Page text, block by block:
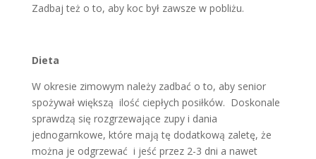
Zadbaj też o to, aby koc był zawsze w pobliżu.
Dieta
W okresie zimowym należy zadbać o to, aby senior
spożywał większą ilość ciepłych posiłków. Doskonale
sprawdzą się rozgrzewające zupy i dania
jednogarnkowe, które mają tę dodatkową zaletę, że
można je odgrzewać i jeść przez 2-3 dni a nawet